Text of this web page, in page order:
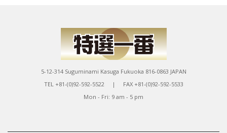
5-12-314 Suguminami Kasuga Fukuoka 816-0863 JAPAN
TEL +81-(0)92-592-5522 | FAX +81-(0)92-592-5533
Mon - Fri: 9 am - 5 pm